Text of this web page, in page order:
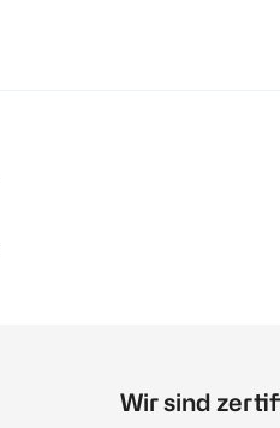
Wir sind